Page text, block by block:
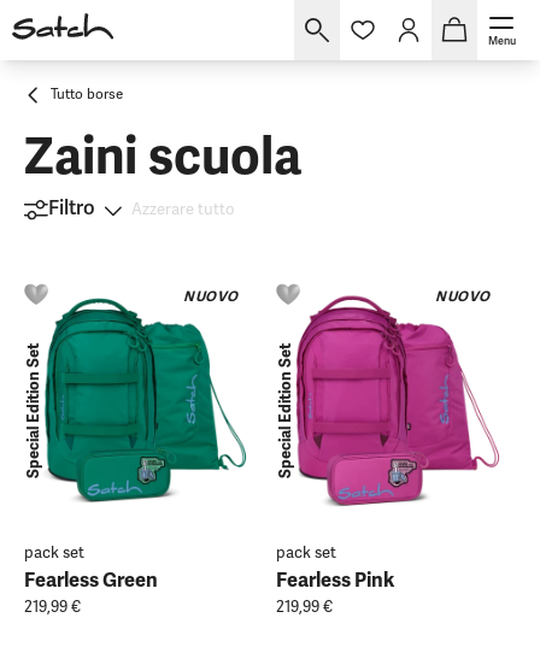
Menu
Tutto borse
Zaini scuola
Filtro Azzerare tutto
NUOVO
Special Edition Set
pack set
Fearless Green
219,99 €
NUOVO
Special Edition Set
pack set
Fearless Pink
219,99 €